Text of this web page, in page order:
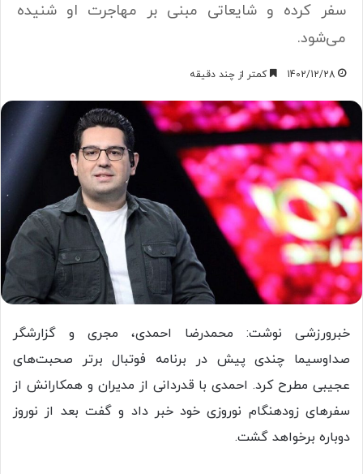
سفر کرده و شایعاتی مبنی بر مهاجرت او شنیده
می‌شود.
1402/12/28 کمتر از چند دقیقه
خبرورزشی نوشت: محمدرضا احمدی، مجری و گزارشگر
صداوسیما چندی پیش در برنامه فوتبال برتر صحبت‌های
عجیبی مطرح کرد. احمدی با قدردانی از مدیران و همکارانش از
سفر‌های زودهنگام نوروزی خود خبر داد و گفت بعد از نوروز
دوباره برخواهد گشت.